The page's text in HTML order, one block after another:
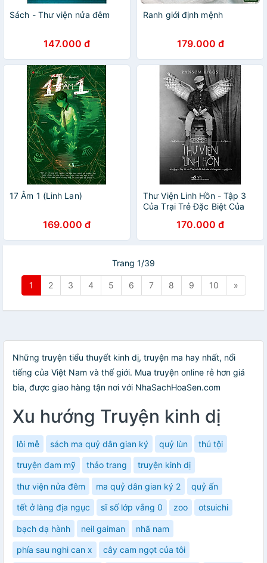
Sách - Thư viện nửa đêm
147.000 đ
Ranh giới định mệnh
179.000 đ
17 Âm 1 (Linh Lan)
169.000 đ
Thư Viện Linh Hồn - Tập 3
Của Trại Trẻ Đặc Biệt Của
170.000 đ
Trang 1/39
1 2 3 4 5 6 7 8 9 10 »
Những truyện tiểu thuyết kinh dị, truyện ma hay nhất, nổi
tiếng của Việt Nam và thế giới. Mua truyện online rẻ hơn giá
bìa, được giao hàng tận nơi với NhaSachHoaSen.com
Xu hướng Truyện kinh dị
lôi mễ sách ma quỷ dân gian ký quỷ lùn thú tội
truyện đam mỹ thảo trang truyện kinh dị
thư viện nửa đêm ma quỷ dân gian ký 2 quỷ ấn
tết ở làng địa ngục sĩ số lớp vắng 0 zoo otsuichi
bạch dạ hành neil gaiman nhã nam
phía sau nghi can x cây cam ngọt của tôi